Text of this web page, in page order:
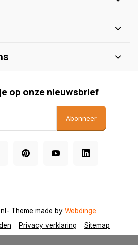
op onze nieuwsbrief
Abonneer
Privacy verklaring Sitemap
- Theme made by Webdinge